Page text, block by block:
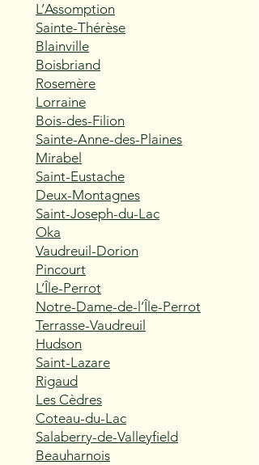
L’Assomption
Sainte-Thérèse
Blainville
Boisbriand
Rosemère
Lorraine
Bois-des-Filion
Sainte-Anne-des-Plaines
Mirabel
Saint-Eustache
Deux-Montagnes
Saint-Joseph-du-Lac
Oka
Vaudreuil-Dorion
Pincourt
L’Île-Perrot
Notre-Dame-de-l’Île-Perrot
Terrasse-Vaudreuil
Hudson
Saint-Lazare
Rigaud
Les Cèdres
Coteau-du-Lac
Salaberry-de-Valleyfield
Beauharnois